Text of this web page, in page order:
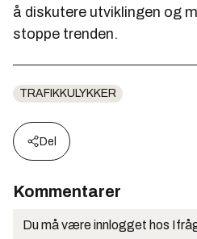
å diskutere utviklingen og
stoppe trenden.
TRAFIKKULYKKER
Del
Kommentarer
Du må være innlogget hos